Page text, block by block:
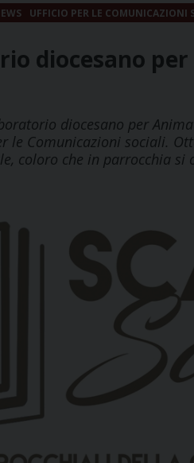
UFFICIO PER LE COMUNICAZIONI
diocesano
diocesano per
le Comunicazioni sociali.
coloro che in parrocchia si